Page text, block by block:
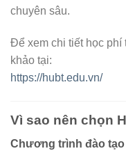
chuyên sâu.
Để xem chi tiết học phí
khảo tại:
https://hubt.edu.vn/
Vì sao nên chọn
Chương trình đào